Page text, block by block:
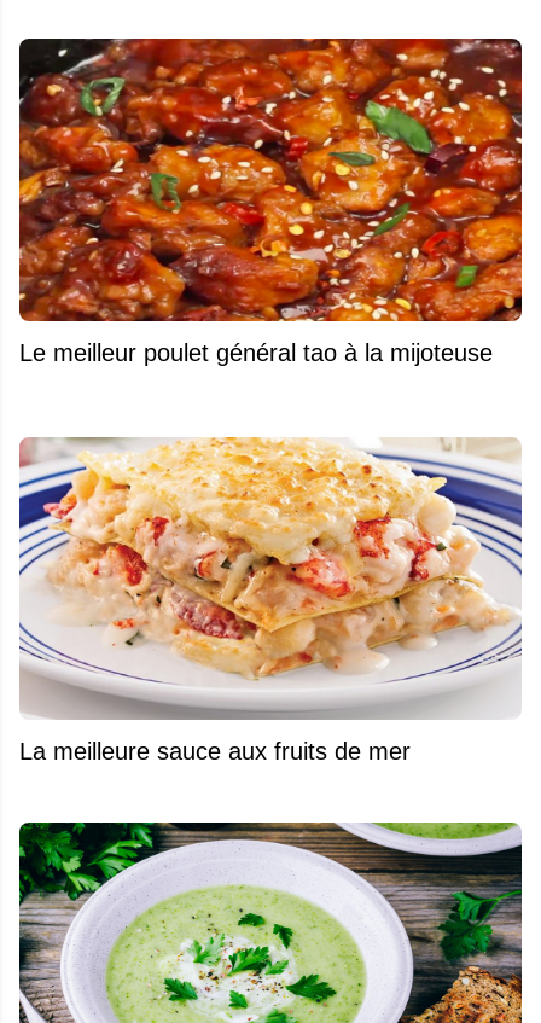
Le meilleur poulet général tao à la mijoteuse
La meilleure sauce aux fruits de mer